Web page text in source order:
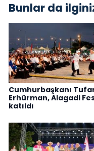
Bunlar da
Cumhurbaşkanı
Erhürman, Alagadi
katıldı